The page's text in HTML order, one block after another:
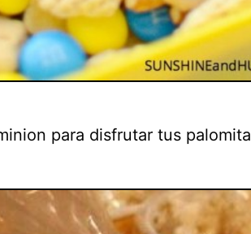
para disfrutar tus